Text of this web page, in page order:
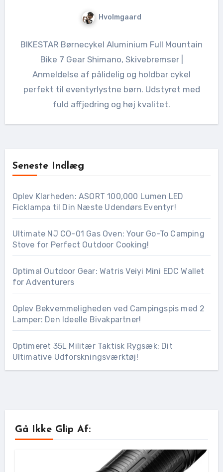
Hvolmgaard
BIKESTAR Børnecykel Aluminium Full Mountain
Bike 7 Gear Shimano, Skivebremser |
Anmeldelse af pålidelig og holdbar cykel
perfekt til eventyrlystne børn. Udstyret med
fuld affjedring og høj kvalitet.
Seneste Indlæg
Oplev Klarheden: ASORT 100,000 Lumen LED
Ficklampa til Din Næste Udendørs Eventyr!
Ultimate NJ CO-01 Gas Oven: Your Go-To Camping
Stove for Perfect Outdoor Cooking!
Optimal Outdoor Gear: Watris Veiyi Mini EDC Wallet
for Adventurers
Oplev Bekvemmeligheden ved Campingspis med 2
Lamper: Den Ideelle Bivakpartner!
Optimeret 35L Militær Taktisk Rygsæk: Dit
Ultimative Udforskningsværktøj!
Gå Ikke Glip Af: